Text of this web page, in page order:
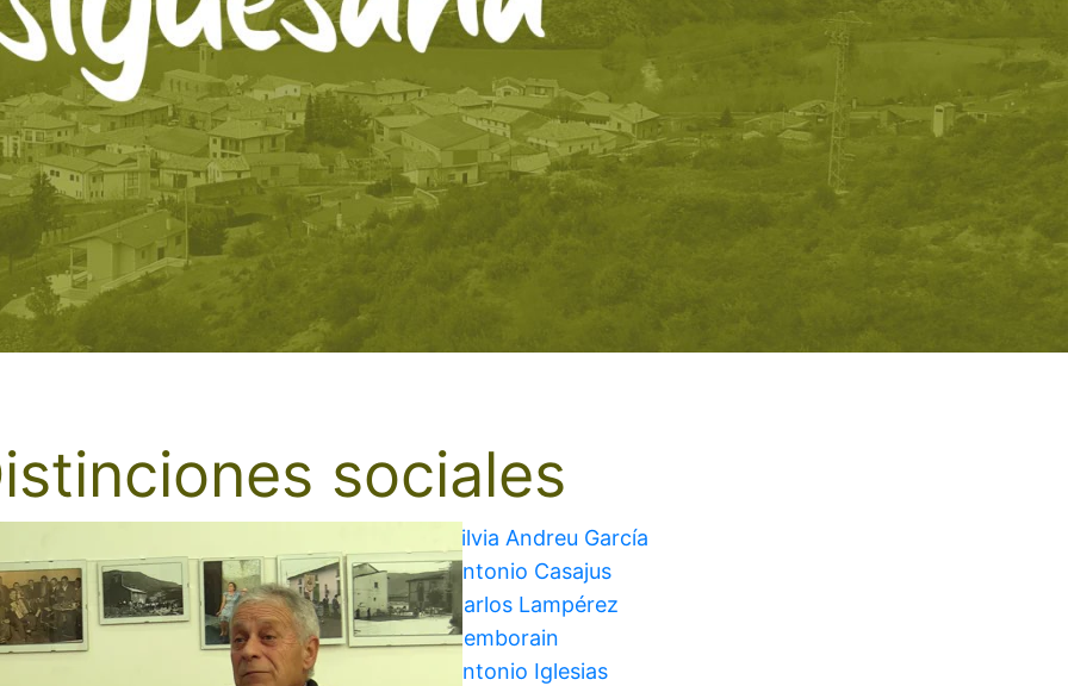
sociales
Silvia Andreu García
Antonio Casajus
Carlos Lampérez
Cemborain
Antonio Iglesias